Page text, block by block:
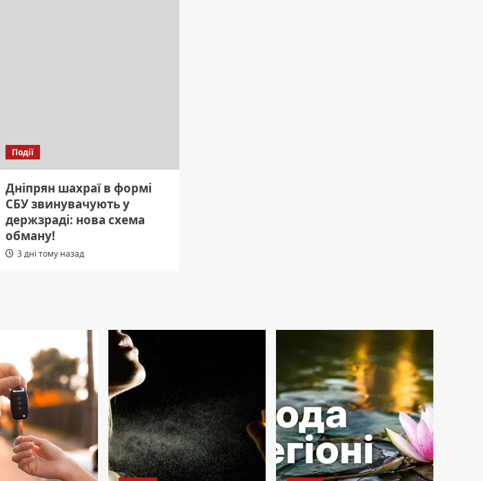
Події
Дніпрян шахраї в формі
СБУ звинувачують у
держзраді: нова схема
обману!
3 дні тому назад